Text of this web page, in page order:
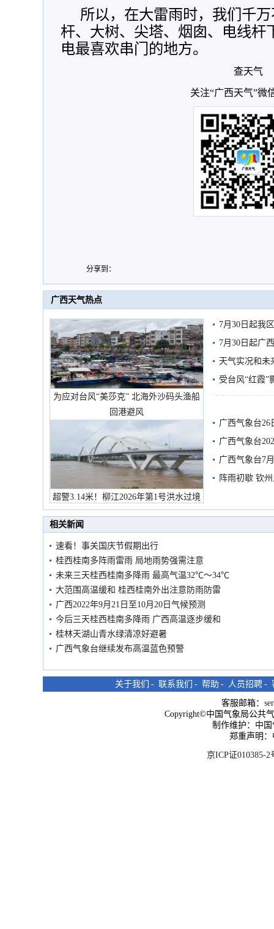
所以，在大雷雨时，我们千
杆、大树、尖塔、烟囱、电线杆
电最喜欢串门的地方。
查天气
关注“广西天气”微
分享到：
广西天气热点
为应对台风“美莎克” 北海外沙码头渔船
回港避风
超警3.14米！柳江2026年第1号洪水过境
市民在堤岸见证汛况
7月30日起我
7月30日起广
天气实况和未
受台风“红霞”
有较强降雨
广西气象台26
广西气象台
预警
广西气象台7
阵雨初歇 钦
相关新闻
速看！事关国庆节假期出行
桂西桂南多阵雨雷雨 局地雨势强需注意
未来三天桂西桂南多降雨 最高气温32℃～34℃
大范围高温缓和 桂西桂南外出注意防雨防雷
广西2022年9月21日至10月20日气候预测
今后三天桂西桂南多降雨 广西高温逐步缓和
桂林天湖山青水绿清凉好避暑
广西气象台继续发布高温蓝色预警
关于我们 - 联系我们 - 帮助 - 人员招聘 -
客服邮箱：
Copyright©中国气象局公共
制作维护：中
郑重声明
京ICP证010385-2